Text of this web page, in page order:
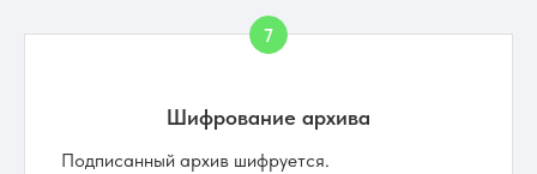
Шифрование архива
Подписанный архив шифруется.